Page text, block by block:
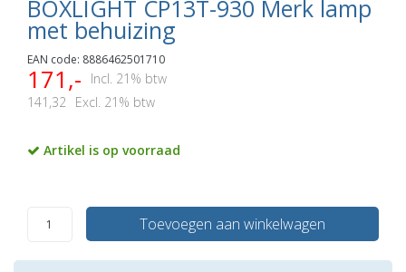
BOXLIGHT CP13T-930 Merk lamp
met behuizing
EAN code: 8886462501710
171,-
Incl. 21% btw
141,32
Excl. 21% btw
Artikel is op voorraad
Toevoegen aan winkelwagen